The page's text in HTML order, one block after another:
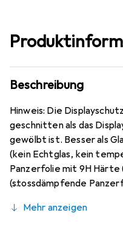
Beschreibung
Hinweis: Die
geschnitten als das
gewölbt ist. Besser als
(kein Echtglas, kein
Panzerfolie mit 9H Härte
(stossdämpfende
Fotos), blasenfrei und
Mehr anzeigen